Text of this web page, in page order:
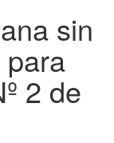
sin
2 de